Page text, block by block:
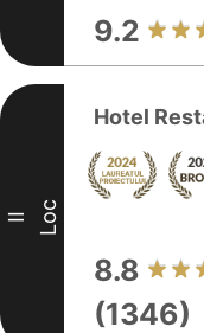
9.2
II Loc
Hotel
8.8
(1346)